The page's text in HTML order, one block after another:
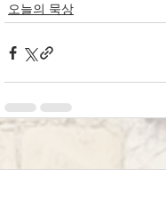
오늘의 묵상